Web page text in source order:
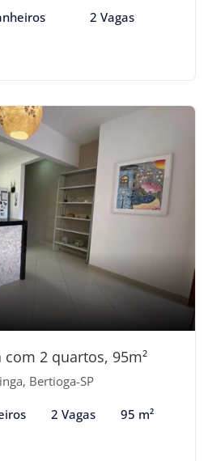
2 Vagas
2 quartos, 95m²
Bertioga-SP
2 Vagas 95 m²